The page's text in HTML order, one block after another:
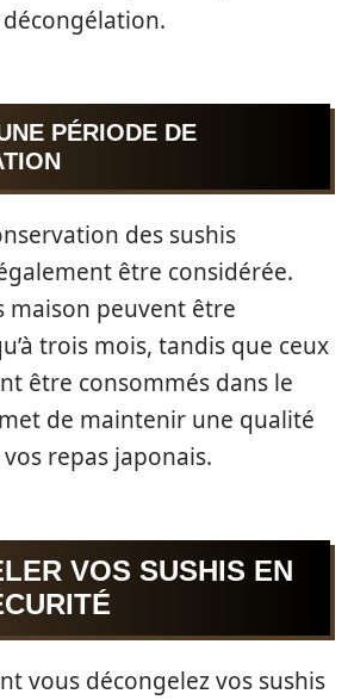
PÉRIODE DE
des sushis
être considérée.
maison peuvent être
trois mois, tandis que ceux
être consommés dans le
de maintenir une qualité
repas japonais.
VOS SUSHIS EN
vous décongelez vos sushis